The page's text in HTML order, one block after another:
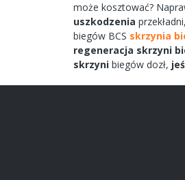
może kosztować?
uszkodzenia przekładni,
biegów BCS skrzynia
regeneracja skrzyni
skrzyni biegów dozł,